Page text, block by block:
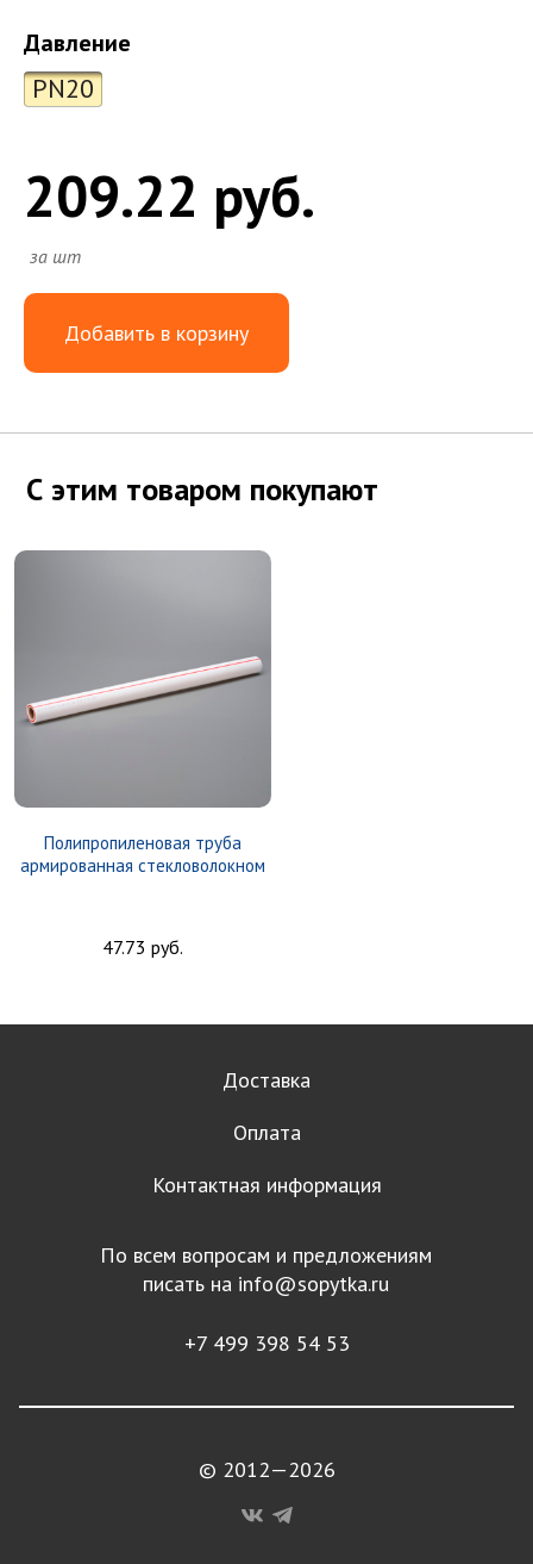
Давление
PN20
209.22 руб.
за шт
Добавить в корзину
С этим товаром покупают
Полипропиленовая труба
армированная стекловолокном
47.73 руб.
Доставка
Оплата
Контактная информация
По всем вопросам и предложениям
писать на info@sopytka.ru
+7 499 398 54 53
© 2012—2026